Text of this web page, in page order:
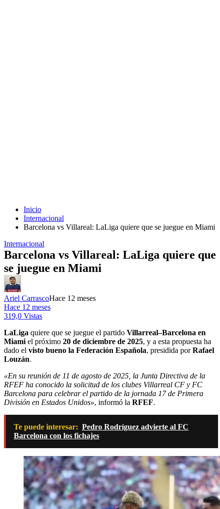
Inicio
Internacional
Barcelona vs Villareal: LaLiga quiere que se juegue en Miami
Internacional
Barcelona vs Villareal: LaLiga quiere que
se juegue en Miami
Ariel CarrascoHace 12 meses
Hace 12 meses
319,0 Vistas
LaLiga quiere que se juegue el partido Villarreal–Barcelona en
Miami el próximo 20 de diciembre de 2025, y a esta propuesta ha
dado el visto bueno la Federación Española, presidida porRafael
Louzán.
«En su reunión de 11 de agosto de 2025, la Junta Directiva de la
RFEF ha conocido la solicitud de los clubes Villarreal CF y FC
Barcelona para celebrar el partido de la jornada 17 de Primera
División en Estados Unidos», informó la RFEF.
Te puede interesar: Pedro Rodríguez advierte al FC
Barcelona con los fichajes